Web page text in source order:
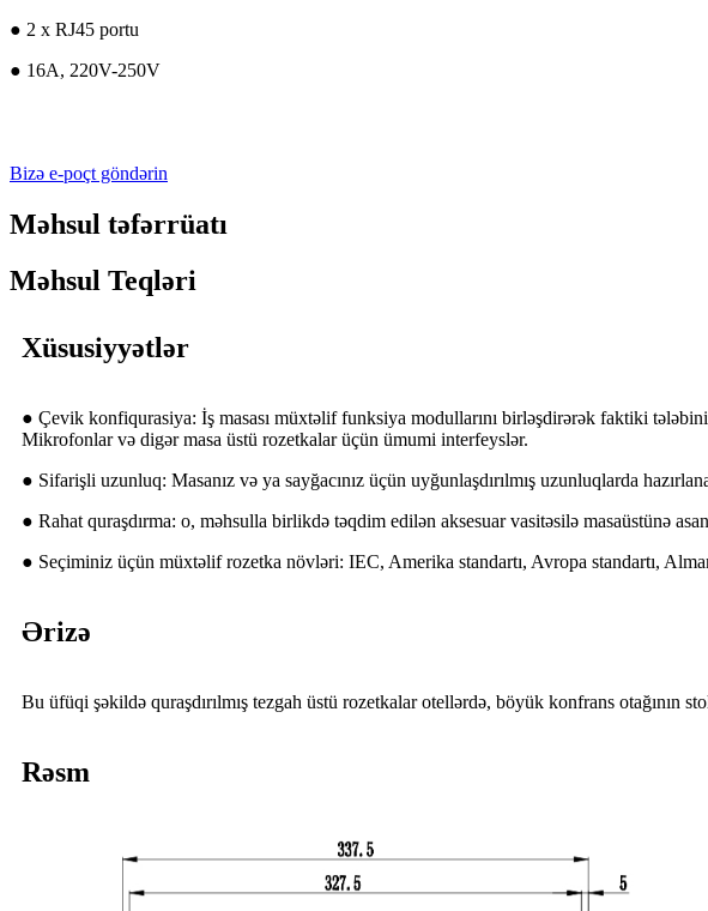
● 2 x RJ45 portu
● 16A, 220V-250V
Bizə e-poçt göndərin
Məhsul təfərrüatı
Məhsul Teqləri
Xüsusiyyətlər
● Çevik konfiqurasiya: İş masası müxtəlif funksiya modullarını birləşdirərək faktiki
Mikrofonlar və digər masa üstü rozetkalar üçün ümumi interfeyslər.
● Sifarişli uzunluq: Masanız və ya sayğacınız üçün uyğunlaşdırılmış uzunluqlarda
● Rahat quraşdırma: o, məhsulla birlikdə təqdim edilən aksesuar vasitəsilə masaüstünə
● Seçiminiz üçün müxtəlif rozetka növləri: IEC, Amerika standartı, Avropa standartı,
Ərizə
Bu üfüqi şəkildə quraşdırılmış tezgah üstü rozetkalar otellərdə, böyük konfrans otağının
Rəsm